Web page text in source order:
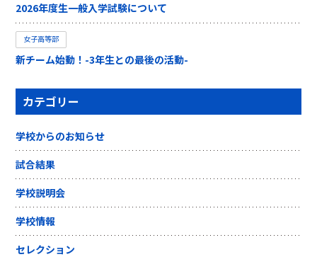
2026年度生一般入学試験について
女子高等部
新チーム始動！-3年生との最後の活動-
カテゴリー
学校からのお知らせ
試合結果
学校説明会
学校情報
セレクション